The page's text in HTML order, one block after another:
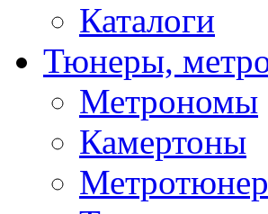
Каталоги
Тюнеры,
Метрономы
Камертоны